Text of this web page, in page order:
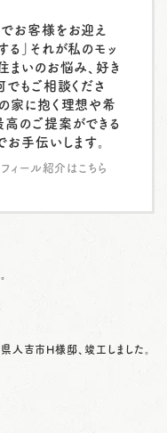
お客様をお迎え
る」それが私のモッ
まいのお悩み、好き
でもご相談くださ
家に抱く理想や希
のご提案ができる
お手伝いします。
ィール紹介はこちら
人吉市H様邸、竣工しました。